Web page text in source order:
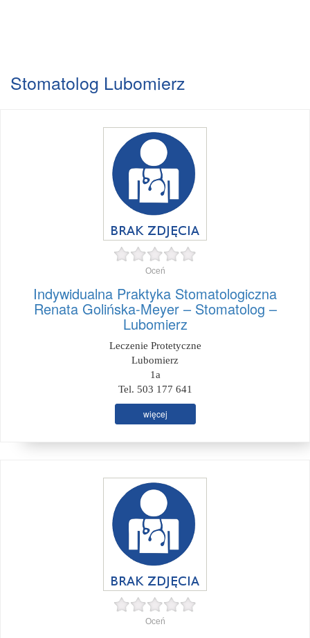
Stomatolog Lubomierz
Oceń
Indywidualna Praktyka Stomatologiczna
Renata Golińska-Meyer – Stomatolog –
Lubomierz
Leczenie Protetyczne
Lubomierz
1a
Tel. 503 177 641
więcej
Oceń